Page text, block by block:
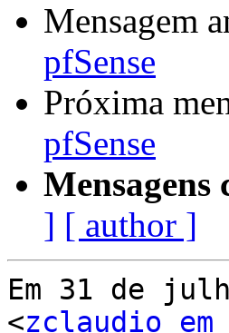
Mensagem
pfSense
Próxima
pfSense
Mensagens
] [ author ]
Em 31 de
<zclaudio em